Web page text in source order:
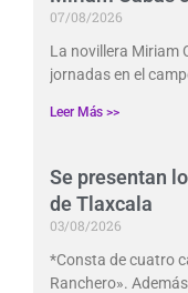
07/08/2026
La novillera Miriam
jornadas en el
Leer Más >>
Se presentan
de Tlaxcala
03/08/2026
*Consta de cuatro
Ranchero».